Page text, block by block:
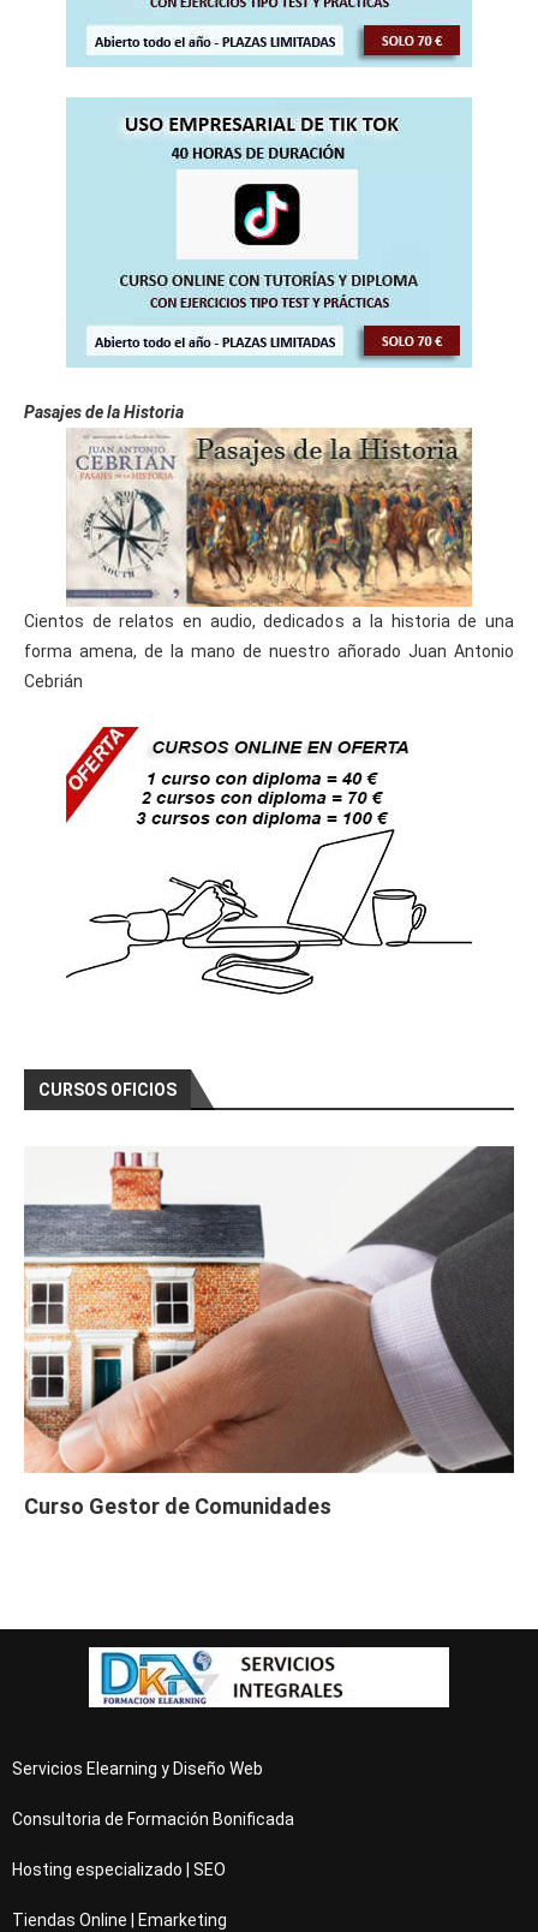
Pasajes de la Historia
Cientos de relatos en audio, dedicados a la historia de una
forma amena, de la mano de nuestro añorado Juan Antonio
Cebrián
CURSOS OFICIOS
Curso Gestor de Comunidades
Servicios Elearning y Diseño Web
Consultoria de Formación Bonificada
Hosting especializado | SEO
Tiendas Online | Emarketing